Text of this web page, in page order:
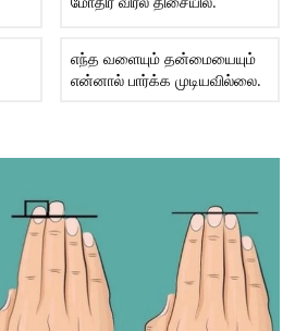
எந்த வளையும் தன்மையையும்
என்னால் பார்க்க முடியவில்லை.